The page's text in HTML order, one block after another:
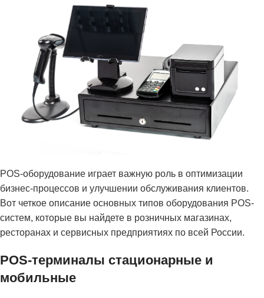
POS-оборудование играет важную роль в оптимизации
бизнес-процессов и улучшении обслуживания клиентов.
Вот четкое описание основных типов оборудования POS-
систем, которые вы найдете в розничных магазинах,
ресторанах и сервисных предприятиях по всей России.
POS-терминалы стационарные и
мобильные